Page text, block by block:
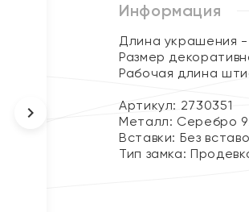
Информация
Длина украшения -
Размер
Рабочая длина
Артикул: 2730351
Металл: Серебро
Вставки: Без
Тип замка: